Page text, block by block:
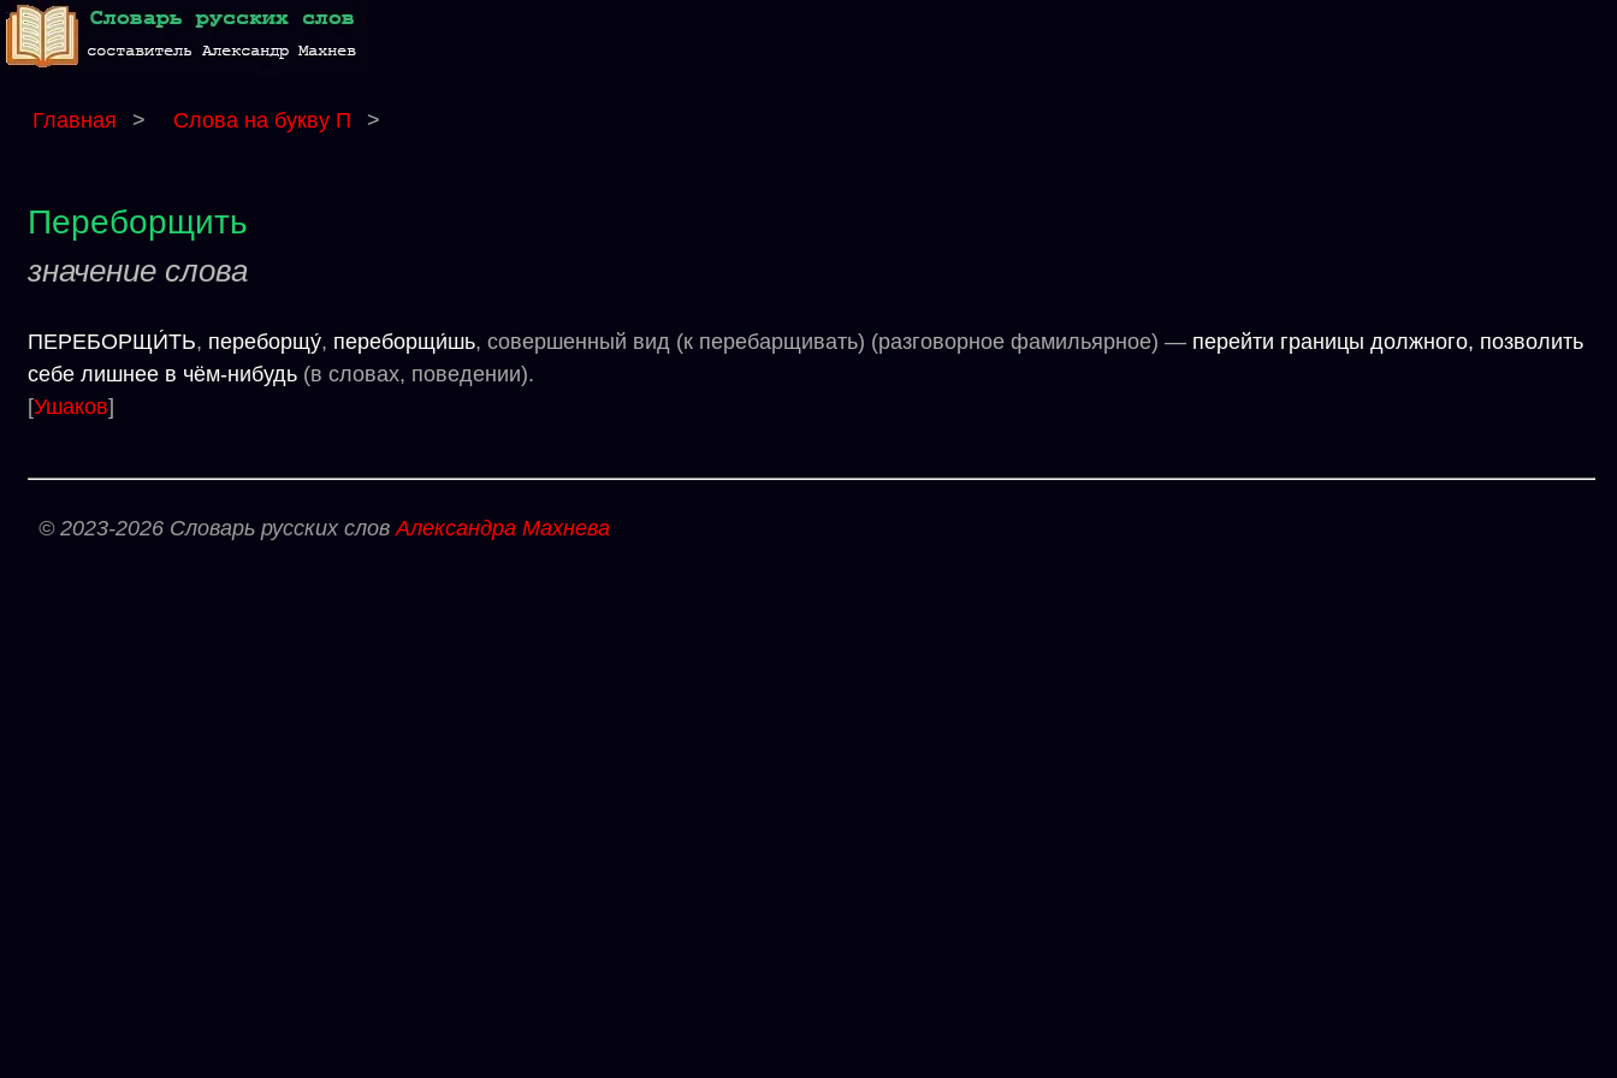
Главная > Слова на букву П >
Переборщить
значение слова
ПЕРЕБОРЩИ́ТЬ, переборщу́, переборщи́шь, совершенный вид (к перебарщивать) (разговорное фамильярное) — перейти границы должного, позволить
себе лишнее в чём-нибудь (в словах, поведении).
[Ушаков]
© 2023-2026 Словарь русских словАлександра Махнева